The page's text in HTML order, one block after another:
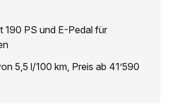
190 PS und E-Pedal für
5,5 l/100 km, Preis ab 41’590